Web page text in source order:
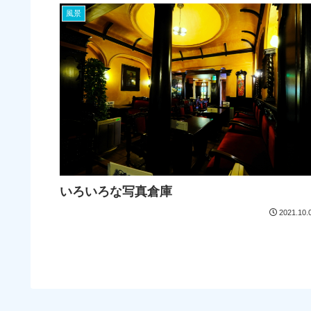
風景
いろいろな写真倉庫